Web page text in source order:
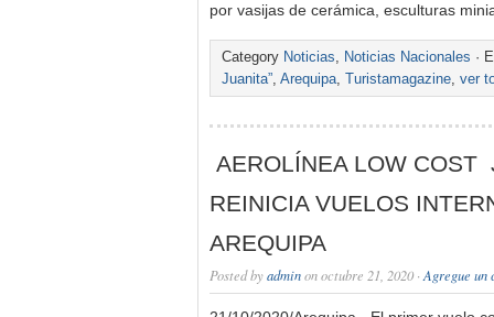
por vasijas de cerámica, esculturas
Category Noticias, Noticias Nacionales ·
Juanita”, Arequipa, Turistamagazine, ver
AEROLÍNEA LOW COST
REINICIA VUELOS
AREQUIPA
Posted byadminon octubre 21, 2020 · Agregue un